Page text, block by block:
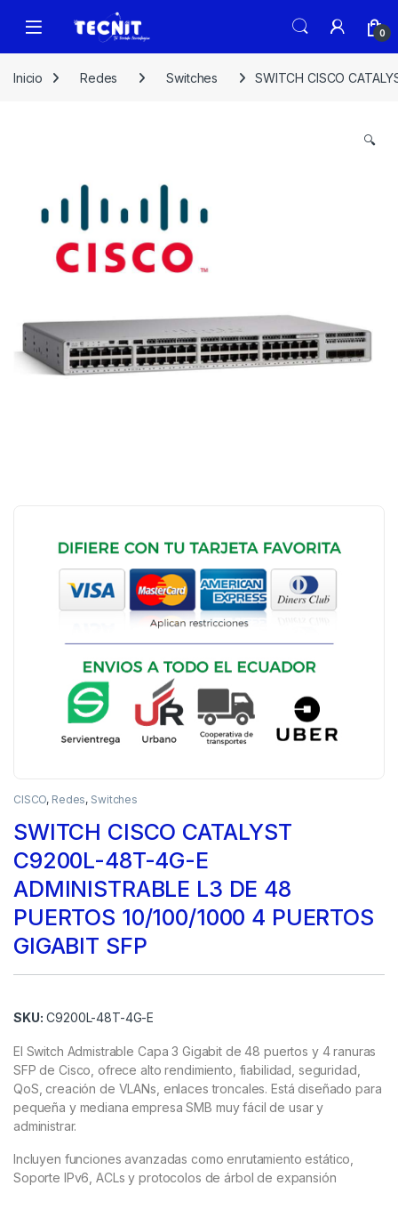
0
Inicio Redes Switches SWITCH CISCO
🔍
CISCO, Redes, Switches
SWITCH CISCO CATALYST
C9200L-48T-4G-E
ADMINISTRABLE L3 DE 48
PUERTOS 10/100/1000 4 PUERTOS
GIGABIT SFP
SKU: C9200L-48T-4G-E
El Switch Admistrable Capa 3 Gigabit de 48 puertos y 4 ranuras
SFP de Cisco, ofrece alto rendimiento, fiabilidad, seguridad,
QoS, creación de VLANs, enlaces troncales. Está diseñado para
pequeña y mediana empresa SMB muy fácil de usar y
administrar.
Incluyen funciones avanzadas como enrutamiento estático,
Soporte IPv6, ACLs y protocolos de árbol de expansión